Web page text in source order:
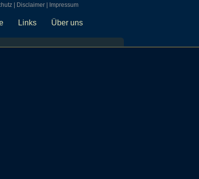
| Disclaimer| Impressum
Links Über uns